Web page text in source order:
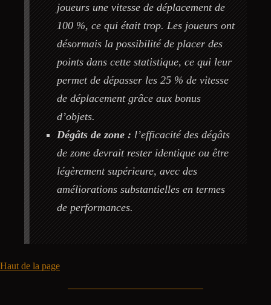
joueurs une vitesse de déplacement de
100 %, ce qui était trop. Les joueurs ont
désormais la possibilité de placer des
points dans cette statistique, ce qui leur
permet de dépasser les 25 % de vitesse
de déplacement grâce aux bonus
d’objets.
Dégâts de zone : l’efficacité des dégâts
de zone devrait rester identique ou être
légèrement supérieure, avec des
améliorations substantielles en termes
de performances.
Haut de la page